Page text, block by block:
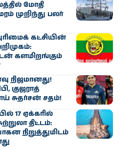
மோதி
முறிந்து பலர்
கட்சியின்
களமிறங்கும்
நிஜமானது!
குஜராத்
சுதர்சன் சதம்!
17 ஏக்கரில்
திட்டம்:
நிறுத்துமிடம்